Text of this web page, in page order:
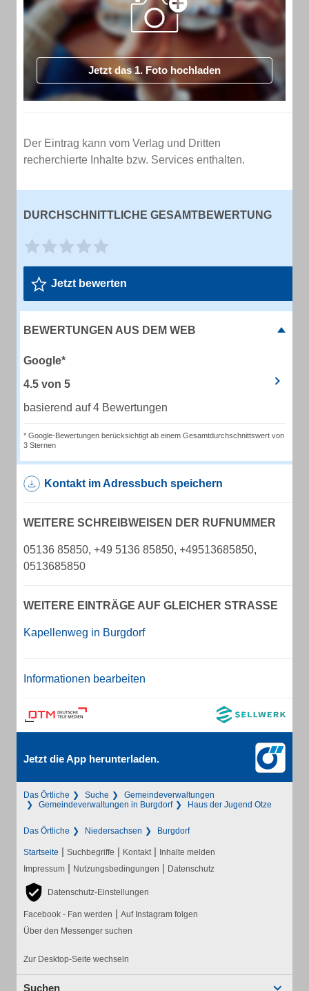
Jetzt das 1. Foto hochladen
Der Eintrag kann vom Verlag und Dritten
recherchierte Inhalte bzw. Services enthalten.
DURCHSCHNITTLICHE GESAMTBEWERTUNG
Jetzt bewerten
BEWERTUNGEN AUS DEM WEB
Google*
4.5 von 5
basierend auf 4 Bewertungen
* Google-Bewertungen berücksichtigt ab einem Gesamtdurchschnittswert von
3 Sternen
Kontakt im Adressbuch speichern
WEITERE SCHREIBWEISEN DER RUFNUMMER
05136 85850, +49 5136 85850, +49513685850,
0513685850
WEITERE EINTRÄGE AUF GLEICHER STRASSE
Kapellenweg in Burgdorf
Informationen bearbeiten
Jetzt die App herunterladen.
Das Örtliche Suche
Gemeindeverwaltungen
Gemeindeverwaltungen in Burgdorf
Haus der Jugend Otze
Das Örtliche Niedersachsen Burgdorf
Startseite | Suchbegriffe | Kontakt | Inhalte melden
Impressum | Nutzungsbedingungen | Datenschutz
Datenschutz-Einstellungen
Facebook - Fan werden | Auf Instagram folgen
Über den Messenger suchen
Zur Desktop-Seite wechseln
Suchen